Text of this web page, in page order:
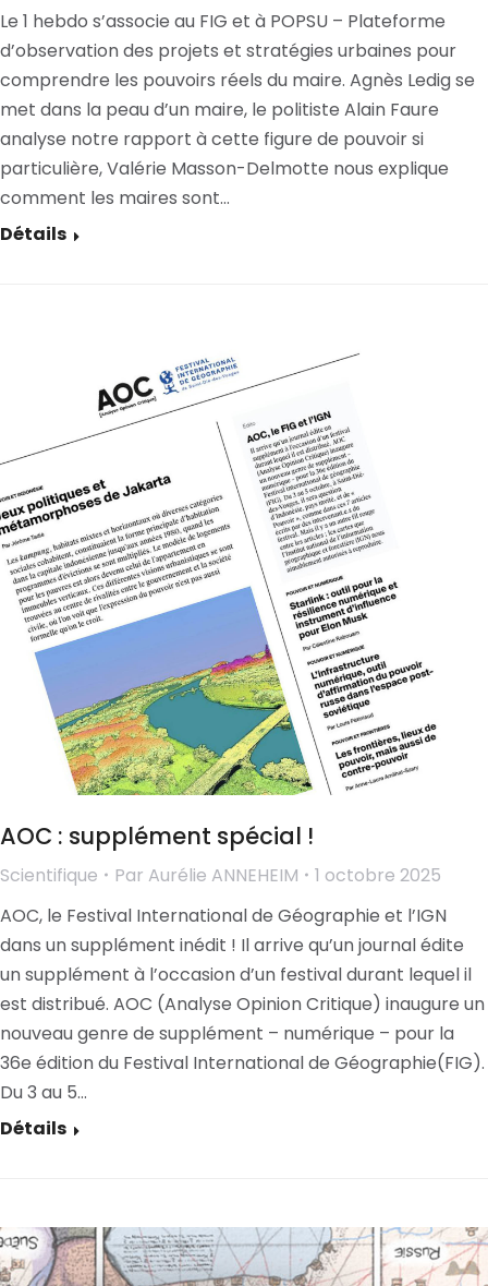
Le 1 hebdo s’associe au FIG et à POPSU – Plateforme
d’observation des projets et stratégies urbaines pour
comprendre les pouvoirs réels du maire. Agnès Ledig se
met dans la peau d’un maire, le politiste Alain Faure
analyse notre rapport à cette figure de pouvoir si
particulière, Valérie Masson-Delmotte nous explique
comment les maires sont…
Détails
AOC : supplément spécial !
Scientifique Par Aurélie ANNEHEIM
1 octobre 2025
AOC, le Festival International de Géographie et l’IGN
dans un supplément inédit ! Il arrive qu’un journal édite
un supplément à l’occasion d’un festival durant lequel il
est distribué. AOC (Analyse Opinion Critique) inaugure un
nouveau genre de supplément – numérique – pour la
36e édition du Festival International de Géographie(FIG).
Du 3 au 5…
Détails